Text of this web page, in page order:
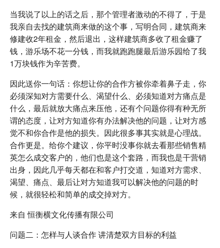
当我说了以上的话之后，那个管理者激动的不得了，于是
我亲自去找的建筑商来做的这个事，写明合同，建筑商来
修建收2年租金，然后退出，这样建筑商多收了租金赚了
钱，游乐场不花一分钱，而我就跑跑腿最后游乐园给了我
1万块钱作为辛苦费。
因此送你一句话：你想让你的合作方被你牵着鼻子走，你
必须深知对方需要什么、渴望什么、必须知道对方痛点是
什么，最后就放大痛点来压他，还有个问题你得有种无所
谓的态度，让对方知道你有办法解决他的问题，让对方感
觉不和你合作是他的损失。因此很多事其实就是心理战。
合作更是。给你个建议，你平时没事你就去看那些销售精
英怎么成交客户的，他们也是这个套路，而我也是干营销
出身，因此几乎每天都在和客户打交道，知道对方需求、
渴望、痛点、最后让对方知道我可以解决他的问题的时
候，就很轻松和简单的成交掉对方。
来自 恒衡横文化传播有限公司
问题二：怎样与人谈合作 讲清楚双方目标的利益